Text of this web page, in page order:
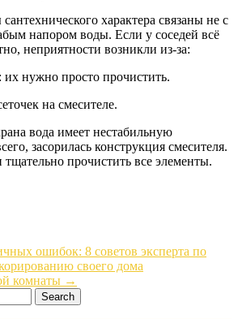
характера связаны не с
напором воды. Если у соседей всё
неприятности возникли из-за:
нужно просто прочистить.
на смесителе.
вода имеет нестабильную
засорилась конструкция смесителя.
прочистить все элементы.
ошибок: 8 советов эксперта по
своего дома
комнаты →